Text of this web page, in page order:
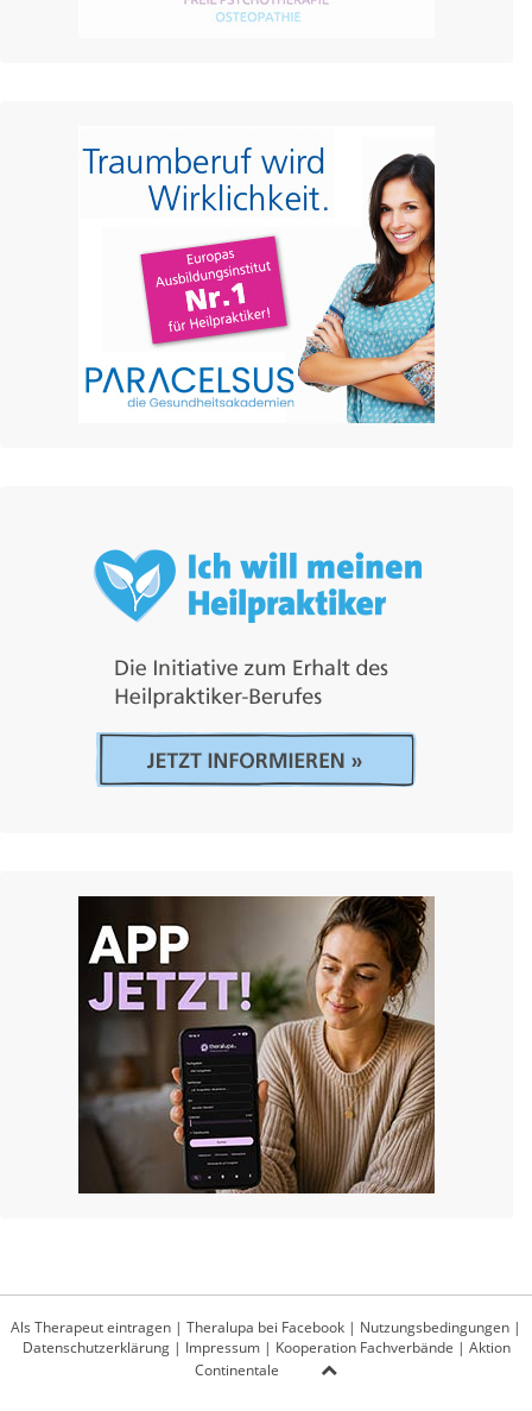
Als Therapeut eintragen | Theralupa bei Facebook | Nutzungsbedingungen |
Datenschutzerklärung| Impressum| Kooperation Fachverbände | Aktion
Continentale